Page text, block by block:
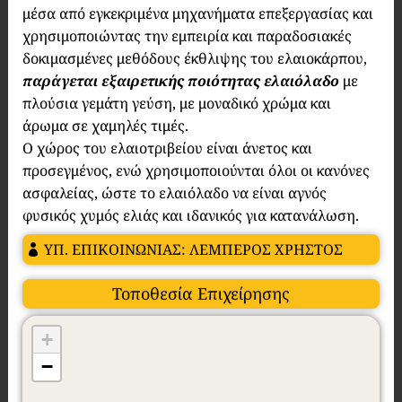
μέσα από εγκεκριμένα μηχανήματα επεξεργασίας και
χρησιμοποιώντας την εμπειρία και παραδοσιακές
δοκιμασμένες μεθόδους έκθλιψης του ελαιοκάρπου,
παράγεται εξαιρετικής ποιότητας ελαιόλαδο με
πλούσια γεμάτη γεύση, με μοναδικό χρώμα και
άρωμα σε χαμηλές τιμές.
Ο χώρος του ελαιοτριβείου είναι άνετος και
προσεγμένος, ενώ χρησιμοποιούνται όλοι οι κανόνες
ασφαλείας, ώστε το ελαιόλαδο να είναι αγνός
φυσικός χυμός ελιάς και ιδανικός για κατανάλωση.
ΥΠ. ΕΠΙΚΟΙΝΩΝΙΑΣ: ΛΕΜΠΕΡΟΣ ΧΡΗΣΤΟΣ
Τοποθεσία Επιχείρησης
+
−